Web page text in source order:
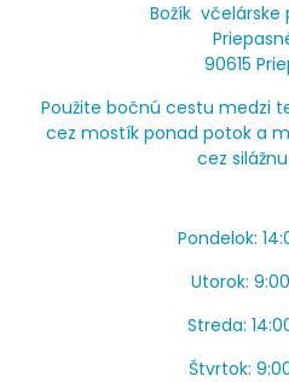
Božík včelárske
90615
Použite bočnú cestu medzi
cez mostík ponad potok a
cez
Pondelok:
Utorok:
Streda:
Štvrtok: